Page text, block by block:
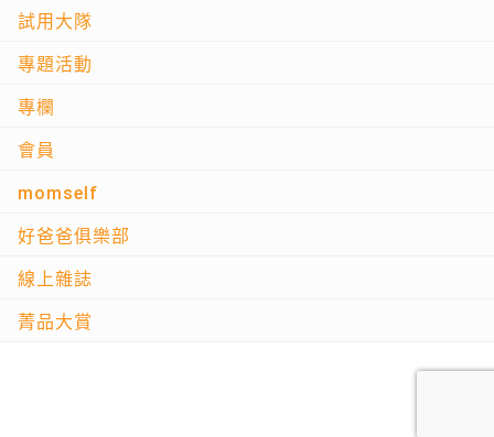
試用大隊
專題活動
專欄
會員
momself
好爸爸俱樂部
線上雜誌
菁品大賞